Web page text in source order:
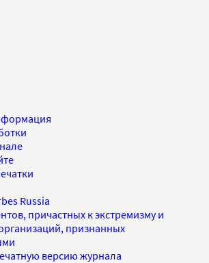
Russia
причастных к экстремизму и
признанных
версию журнала